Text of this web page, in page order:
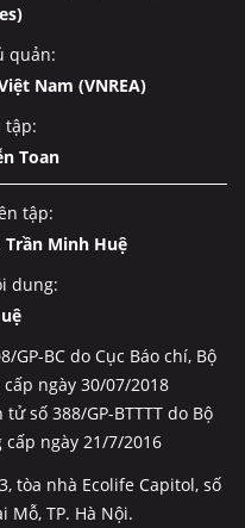
quản:
Nam (VNREA)
tập:
Toan
tập:
Trần Minh Huệ
dung:
BC do Cục Báo chí, Bộ
ngày 30/07/2018
số 388/GP-BTTTT do Bộ
ngày 21/7/2016
tòa nhà Ecolife Capitol, số
Mỗ, TP. Hà Nội.